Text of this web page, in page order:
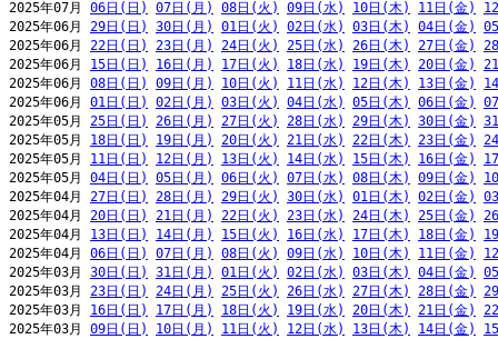
2025年07月 06日(日) 07日(月) 08日(火) 09日(水) 10日(木) 11日(金)
2025年06月 29日(日) 30日(月) 01日(火) 02日(水) 03日(木) 04日(金)
2025年06月 22日(日) 23日(月) 24日(火) 25日(水) 26日(木) 27日(金)
2025年06月 15日(日) 16日(月) 17日(火) 18日(水) 19日(木) 20日(金)
2025年06月 08日(日) 09日(月) 10日(火) 11日(水) 12日(木) 13日(金)
2025年06月 01日(日) 02日(月) 03日(火) 04日(水) 05日(木) 06日(金)
2025年05月 25日(日) 26日(月) 27日(火) 28日(水) 29日(木) 30日(金)
2025年05月 18日(日) 19日(月) 20日(火) 21日(水) 22日(木) 23日(金)
2025年05月 11日(日) 12日(月) 13日(火) 14日(水) 15日(木) 16日(金)
2025年05月 04日(日) 05日(月) 06日(火) 07日(水) 08日(木) 09日(金)
2025年04月 27日(日) 28日(月) 29日(火) 30日(水) 01日(木) 02日(金)
2025年04月 20日(日) 21日(月) 22日(火) 23日(水) 24日(木) 25日(金)
2025年04月 13日(日) 14日(月) 15日(火) 16日(水) 17日(木) 18日(金)
2025年04月 06日(日) 07日(月) 08日(火) 09日(水) 10日(木) 11日(金)
2025年03月 30日(日) 31日(月) 01日(火) 02日(水) 03日(木) 04日(金)
2025年03月 23日(日) 24日(月) 25日(火) 26日(水) 27日(木) 28日(金)
2025年03月 16日(日) 17日(月) 18日(火) 19日(水) 20日(木) 21日(金)
2025年03月 09日(日) 10日(月) 11日(火) 12日(水) 13日(木) 14日(金)